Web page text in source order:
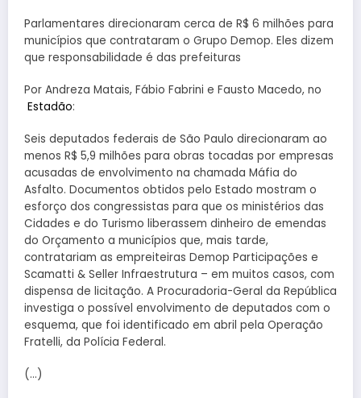
Parlamentares direcionaram cerca de R$ 6 milhões para
municípios que contrataram o Grupo Demop. Eles dizem
que responsabilidade é das prefeituras
Por Andreza Matais, Fábio Fabrini e Fausto Macedo, no
Estadão:
Seis deputados federais de São Paulo direcionaram ao
menos R$ 5,9 milhões para obras tocadas por empresas
acusadas de envolvimento na chamada Máfia do
Asfalto. Documentos obtidos pelo Estado mostram o
esforço dos congressistas para que os ministérios das
Cidades e do Turismo liberassem dinheiro de emendas
do Orçamento a municípios que, mais tarde,
contratariam as empreiteiras Demop Participações e
Scamatti & Seller Infraestrutura – em muitos casos, com
dispensa de licitação. A Procuradoria-Geral da República
investiga o possível envolvimento de deputados com o
esquema, que foi identificado em abril pela Operação
Fratelli, da Polícia Federal.
(…)